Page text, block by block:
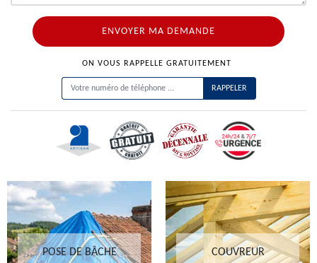
ON VOUS RAPPELLE GRATUITEMENT
POSE DE BÂCHE
COUVREUR